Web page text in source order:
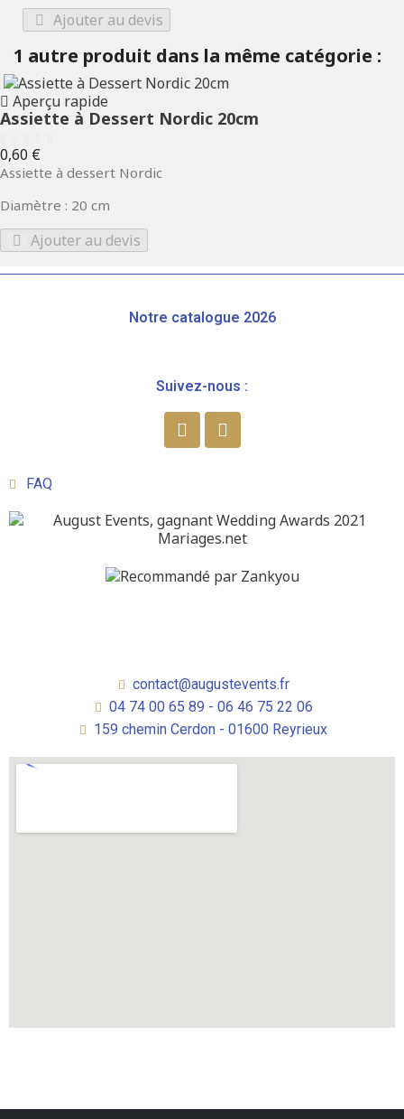
Ajouter au devis
1 autre produit dans la même catégorie :
Aperçu rapide
Assiette à Dessert Nordic 20cm
Prix
0,60 €
Assiette à dessert Nordic
Diamètre : 20 cm
Ajouter au devis
Notre catalogue 2026
Suivez-nous :
FAQ
contact@augustevents.fr
04 74 00 65 89 - 06 46 75 22 06
159 chemin Cerdon - 01600 Reyrieux